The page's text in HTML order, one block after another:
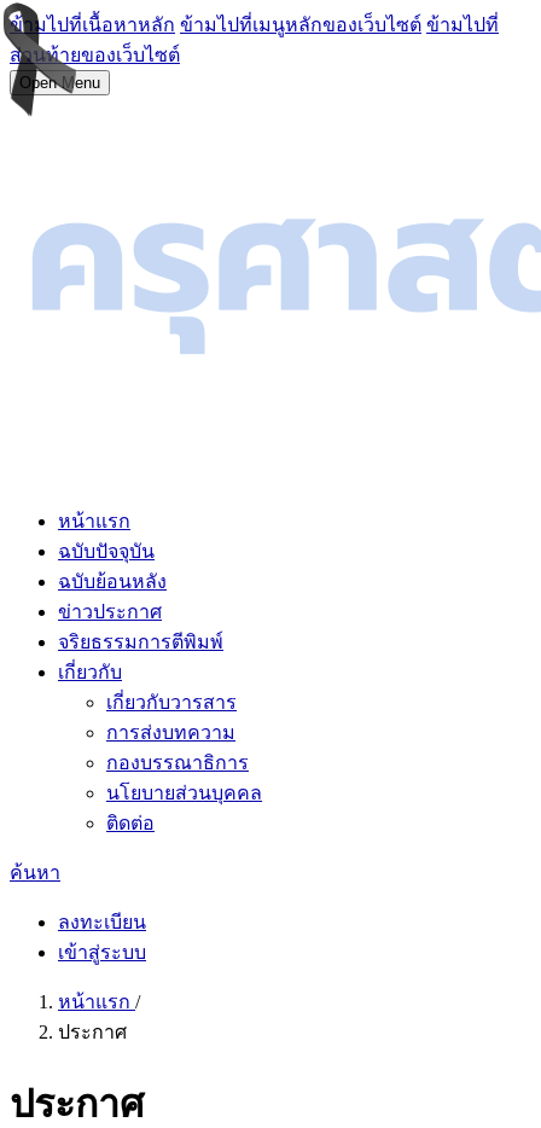
ข้ามไปที่เนื้อหาหลัก ข้ามไปที่เมนูหลักของเว็บไซต์ ข้ามไปที่
ส่วนท้ายของเว็บไซต์
Open Menu
หน้าแรก
ฉบับปัจจุบัน
ฉบับย้อนหลัง
ข่าวประกาศ
จริยธรรมการตีพิมพ์
เกี่ยวกับ
เกี่ยวกับวารสาร
การส่งบทความ
กองบรรณาธิการ
นโยบายส่วนบุคคล
ติดต่อ
ค้นหา
ลงทะเบียน
เข้าสู่ระบบ
หน้าแรก /
ประกาศ
ประกาศ